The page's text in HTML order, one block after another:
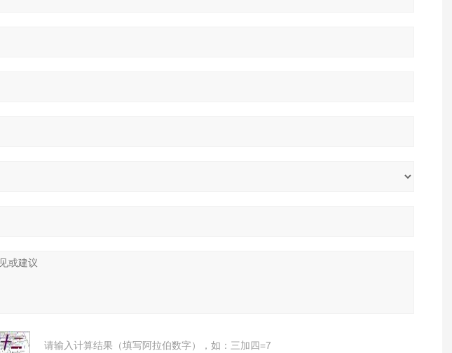
请输入计算结果（填写阿拉伯数字），如：三加四=7